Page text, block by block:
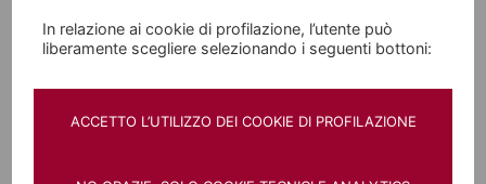
alcuna norma vigente in materia finanziaria in
In relazione ai cookie di profilazione, l’utente può
liberamente scegliere selezionando i seguenti bottoni:
ACCETTO L’UTILIZZO DEI COOKIE DI PROFILAZIONE